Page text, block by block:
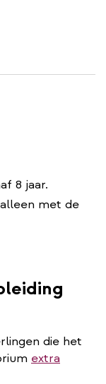
8 jaar.
met de
die het
extra